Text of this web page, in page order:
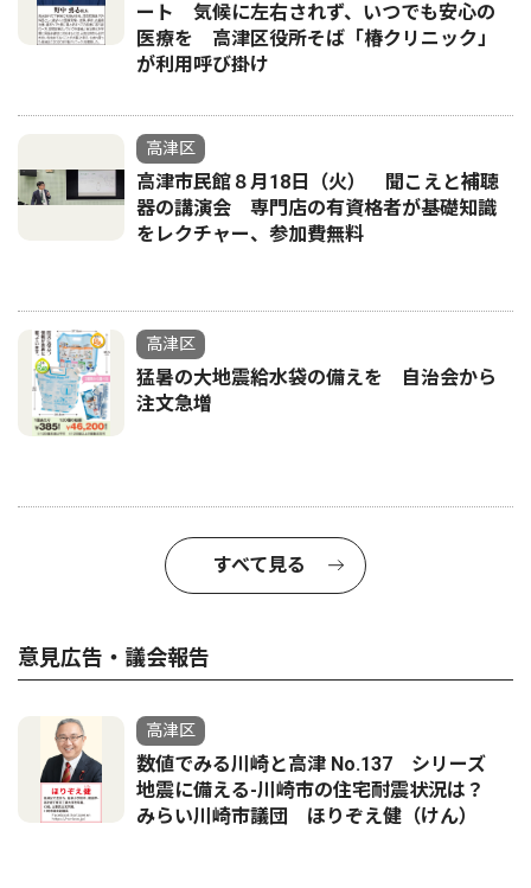
ート 気候に左右されず、いつでも安心の
医療を 高津区役所そば「椿クリニック」
が利用呼び掛け
高津区
高津市民館８月18日（火） 聞こえと補聴
器の講演会 専門店の有資格者が基礎知識
をレクチャー、参加費無料
高津区
猛暑の大地震給水袋の備えを 自治会から
注文急増
すべて見る
意見広告・議会報告
高津区
数値でみる川崎と高津 No.137 シリーズ
地震に備える-川崎市の住宅耐震状況は？
みらい川崎市議団 ほりぞえ健（けん）